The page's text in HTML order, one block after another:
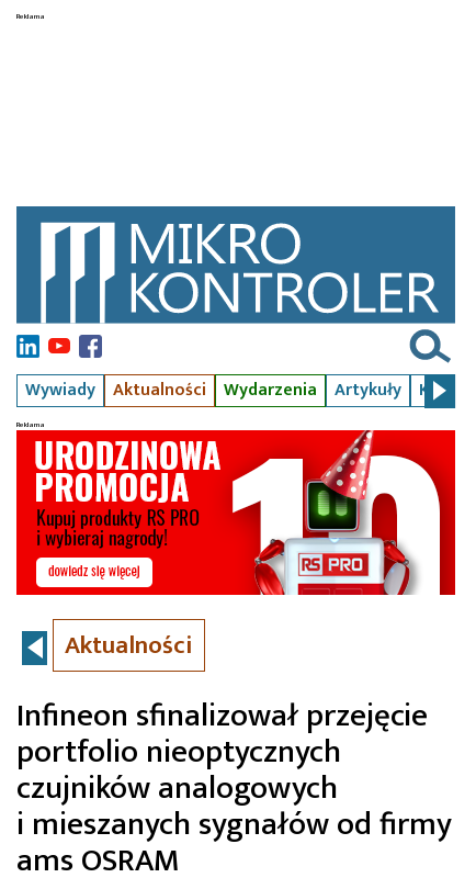
Wywiady Aktualności Wydarzenia Artykuły Kursy
Aktualności
Infineon sfinalizował przejęcie
portfolio nieoptycznych
czujników analogowych
i mieszanych sygnałów od firmy
ams OSRAM